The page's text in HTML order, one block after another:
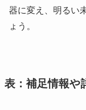
器に変え、明るい
ょう。
表：補足情報や